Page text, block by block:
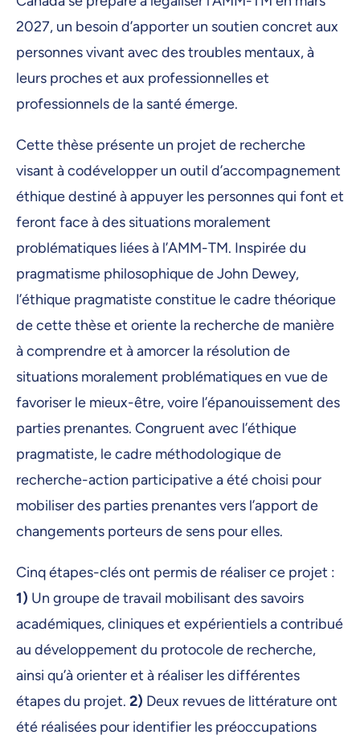
2027, un besoin d’apporter un soutien concret aux
personnes vivant avec des troubles mentaux, à
leurs proches et aux professionnelles et
professionnels de la santé émerge.
Cette thèse présente un projet de recherche
visant à codévelopper un outil d’accompagnement
éthique destiné à appuyer les personnes qui font et
feront face à des situations moralement
problématiques liées à l’AMM-TM. Inspirée du
pragmatisme philosophique de John Dewey,
l’éthique pragmatiste constitue le cadre théorique
de cette thèse et oriente la recherche de manière
à comprendre et à amorcer la résolution de
situations moralement problématiques en vue de
favoriser le mieux-être, voire l’épanouissement des
parties prenantes. Congruent avec l’éthique
pragmatiste, le cadre méthodologique de
recherche-action participative a été choisi pour
mobiliser des parties prenantes vers l’apport de
changements porteurs de sens pour elles.
Cinq étapes-clés ont permis de réaliser ce projet :
1) Un groupe de travail mobilisant des savoirs
académiques, cliniques et expérientiels a contribué
au développement du protocole de recherche,
ainsi qu’à orienter et à réaliser les différentes
étapes du projet. 2) Deux revues de littérature ont
été réalisées pour identifier les préoccupations